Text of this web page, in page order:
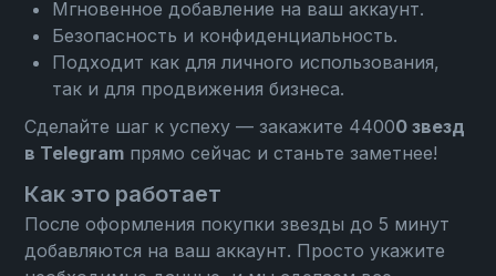
Мгновенное добавление на ваш аккаунт.
Безопасность и конфиденциальность.
Подходит как для личного использования,
так и для продвижения бизнеса.
Сделайте шаг к успеху — закажите 44000 звезд
в Telegram прямо сейчас и станьте заметнее!
Как это работает
После оформления покупки звезды до 5 минут
добавляются на ваш аккаунт. Просто укажите